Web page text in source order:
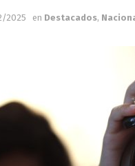
2025 en Destacados,